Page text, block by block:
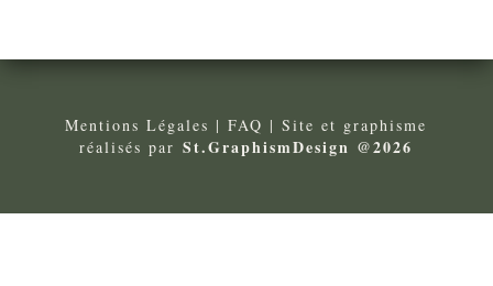
Mentions Légales | FAQ | Site et graphisme
réalisés par St.GraphismDesign @2026